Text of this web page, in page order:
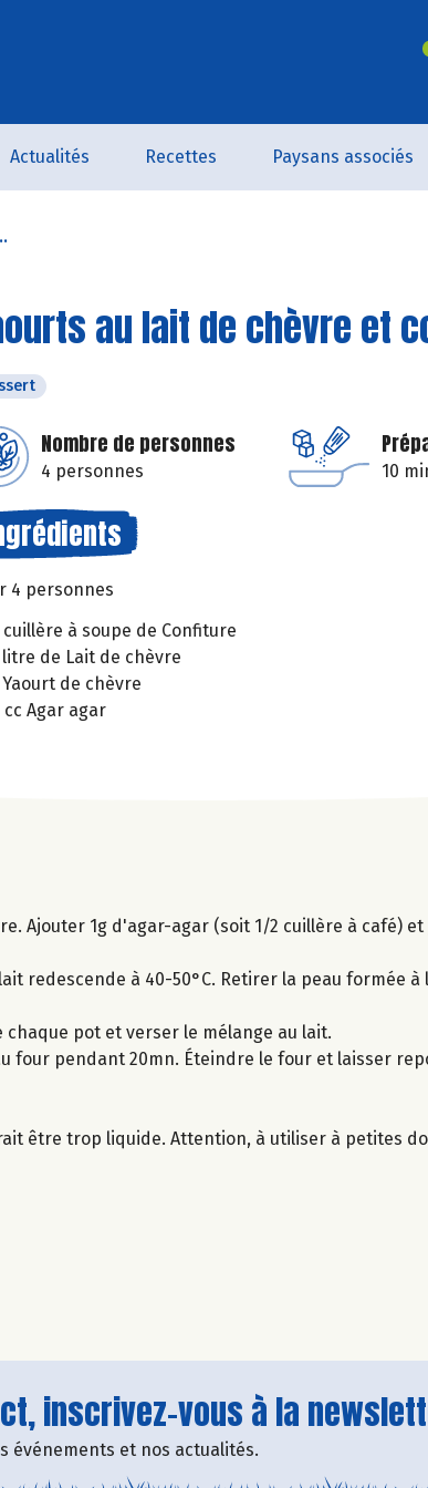
Actualités Recettes Paysans associés
au lait de chèvre et
Nombre de personnes
4 personnes 10
4 personnes
cuillère à soupe de Confiture
litre de Lait de chèvre
Yaourt de chèvre
cc Agar agar
Ajouter 1g d'agar-agar (soit 1/2 cuillère à café)
redescende à 40-50°C. Retirer la peau formée à
chaque pot et verser le mélange au lait.
four pendant 20mn. Éteindre le four et laisser
être trop liquide. Attention, à utiliser à petites
inscrivez-vous à la
événements et nos actualités.